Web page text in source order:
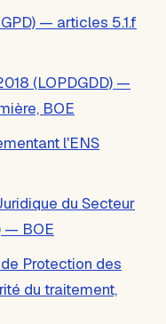
— articles 5.1.f
(LOPDGDD) —
BOE
l'ENS
du Secteur
— BOE
Protection des
du traitement,